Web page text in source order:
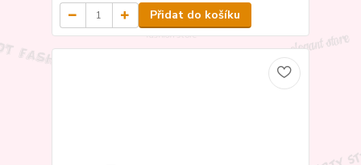
Přidat do košíku